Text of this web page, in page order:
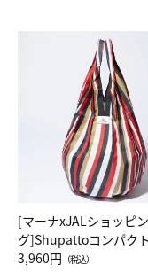
[マーナxJALショッピン
グ]Shupattoコンパク
Drop JAL客室乗務員（
3,960円 （税込）